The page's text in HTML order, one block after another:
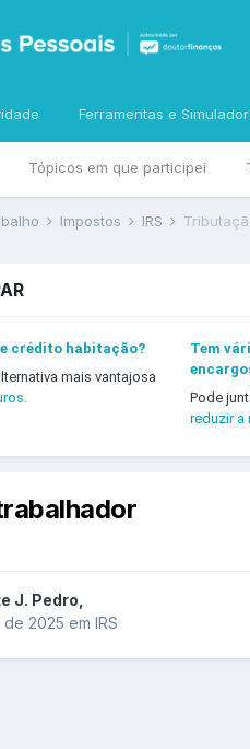
Tópicos em que participei
Ferramentas e
Impostos IRS
crédito habitação?
mais vantajosa
Tem
Pode
reduzir a
J. Pedro
de 2025 em IRS